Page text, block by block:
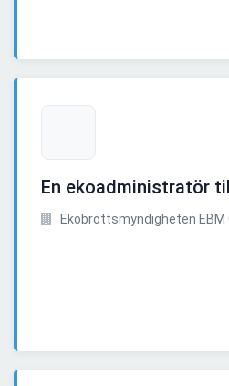
En ekoadministratör
Ekobrottsmyndigheten EBM